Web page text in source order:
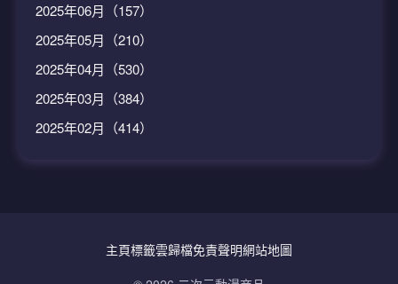
2025年06月（157）
2025年05月（210）
2025年04月（530）
2025年03月（384）
2025年02月（414）
主頁標籤雲歸檔免責聲明網站地圖